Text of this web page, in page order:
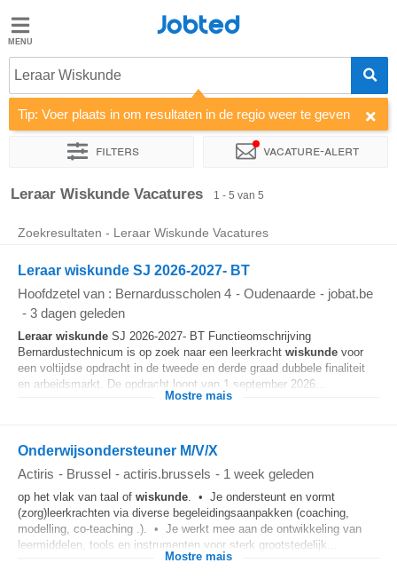
Jobted
Taal
fr
Jobted
Leraar Wiskunde
Tip: Voer plaats in om resultaten in de regio weer te geven
Filters Vacature-alert
Sorteer op Bedrijf
Leraar Wiskunde Vacatures 1 - 5 van 5
Zoekresultaten - Leraar Wiskunde Vacatures
Leraar wiskunde SJ 2026-2027- BT
Hoofdzetel van : Bernardusscholen 4 - Oudenaarde - jobat.be
- 3 dagen geleden
Leraar wiskunde SJ 2026-2027- BT Functieomschrijving
Bernardustechnicum is op zoek naar een leerkracht wiskunde voor
een voltijdse opdracht in de tweede en derde graad dubbele finaliteit
en arbeidsmarkt. De opdracht loopt van 1 september 2026...
Mostre mais
Onderwijsondersteuner M/V/X
Actiris - Brussel - actiris.brussels - 1 week geleden
op het vlak van taal of wiskunde. • Je ondersteunt en vormt
(zorg)leerkrachten via diverse begeleidingsaanpakken (coaching,
modelling, co-teaching .). • Je werkt mee aan de ontwikkeling van
leermiddelen, tools en instrumenten voor sterk grootstedelijk...
Mostre mais